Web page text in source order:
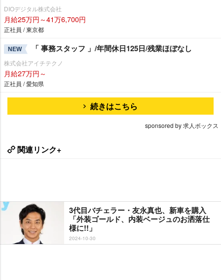
DIOデジタル株式会社
月給25万円～41万6,700円
正社員 / 東京都
NEW 「 事務スタッフ 」/年間休日125日/残業ほぼなし
株式会社アイチテクノ
月給27万円～
正社員 / 愛知県
続きはこちら
sponsored by 求人ボックス
関連リンク+
3代目バチェラー・友永真也、新車を購入
「外装ゴールド、内装ベージュのお洒落仕
様に!!」
2024-10-30